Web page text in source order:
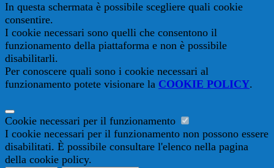
In questa schermata è possibile scegliere quali cookie
consentire.
I cookie necessari sono quelli che consentono il
funzionamento della piattaforma e non è possibile
disabilitarli.
Per conoscere quali sono i cookie necessari al
funzionamento potete visionare la COOKIE POLICY.
Cookie necessari per il funzionamento
I cookie necessari per il funzionamento non possono essere
disabilitati. È possibile consultare l'elenco nella pagina
della cookie policy.